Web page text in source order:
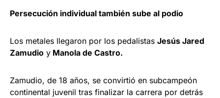
Persecución individual también sube al podio
Los metales llegaron por los pedalistas Jesús Jared
Zamudio y Manola de Castro.
Zamudio, de 18 años, se convirtió en subcampeón
continental juvenil tras finalizar la carrera por detrás